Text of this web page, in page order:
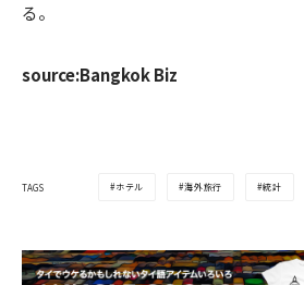
る。
source:Bangkok Biz
TAGS ホテル 海外旅行 統計